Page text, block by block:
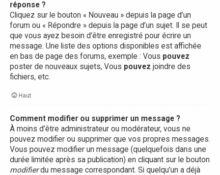
réponse ?
Cliquez sur le bouton « Nouveau » depuis la page d’un
forum ou « Répondre » depuis la page d’un sujet. Il se peut
que vous ayez besoin d’être enregistré pour écrire un
message. Une liste des options disponibles est affichée
en bas de page des forums, exemple : Vous pouvez
poster de nouveaux sujets, Vous pouvez joindre des
fichiers, etc.
Haut
Comment modifier ou supprimer un message ?
À moins d’être administrateur ou modérateur, vous ne
pouvez modifier ou supprimer que vos propres messages.
Vous pouvez modifier un message (quelquefois dans une
durée limitée après sa publication) en cliquant sur le bouton
modifierdu message correspondant. Si quelqu’un a déjà